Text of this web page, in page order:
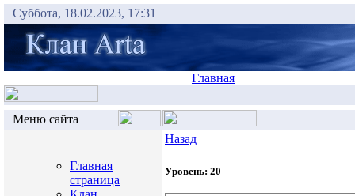
Суббота, 18.02.2023, 17:31
Главная
Меню сайта
Главная
страница
Назад
Уровень: 20